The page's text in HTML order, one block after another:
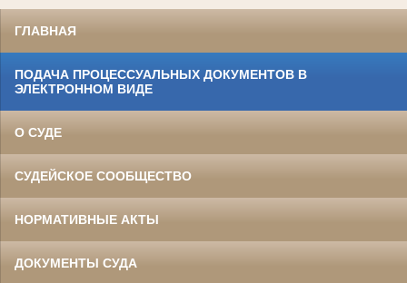
ГЛАВНАЯ
ПОДАЧА ПРОЦЕССУАЛЬНЫХ ДОКУМЕНТОВ В
ЭЛЕКТРОННОМ ВИДЕ
О СУДЕ
СУДЕЙСКОЕ СООБЩЕСТВО
НОРМАТИВНЫЕ АКТЫ
ДОКУМЕНТЫ СУДА